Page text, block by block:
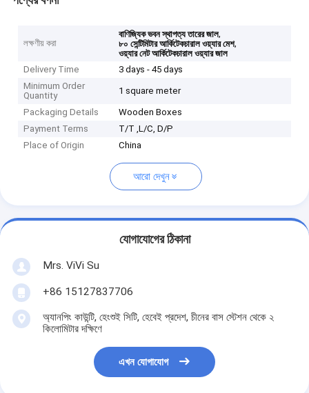
লক্ষণীয় করা
বাণিজ্যিক ভবন স্থাপত্য তারের জাল,
৮০ সেন্টিমিটার আর্কিটেকচারাল ওয়্যার মেশ,
ওয়্যার নেট আর্কিটেকচারাল ওয়্যার জাল
Delivery Time
3 days - 45 days
Minimum Order
Quantity
1 square meter
Packaging Details
Wooden Boxes
Payment Terms
T/T ,L/C, D/P
Place of Origin
China
আরো দেখুন
যোগাযোগের ঠিকানা
Mrs. ViVi Su
+86 15127837706
অ্যানপিং কাউন্টি, হেংশুই সিটি, হেবেই প্রদেশ, চীনের বাস স্টেশন থেকে ২
কিলোমিটার দক্ষিণে
এখন যোগাযোগ